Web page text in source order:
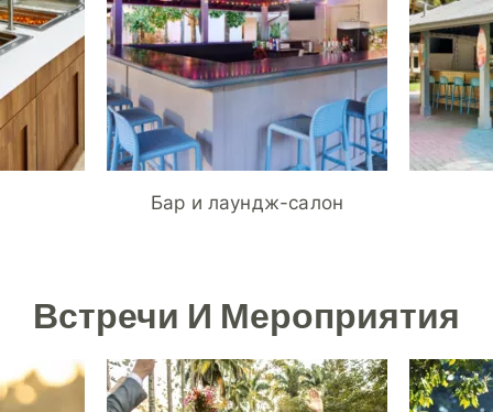
Бар и лаундж-салон
Встречи И Мероприятия